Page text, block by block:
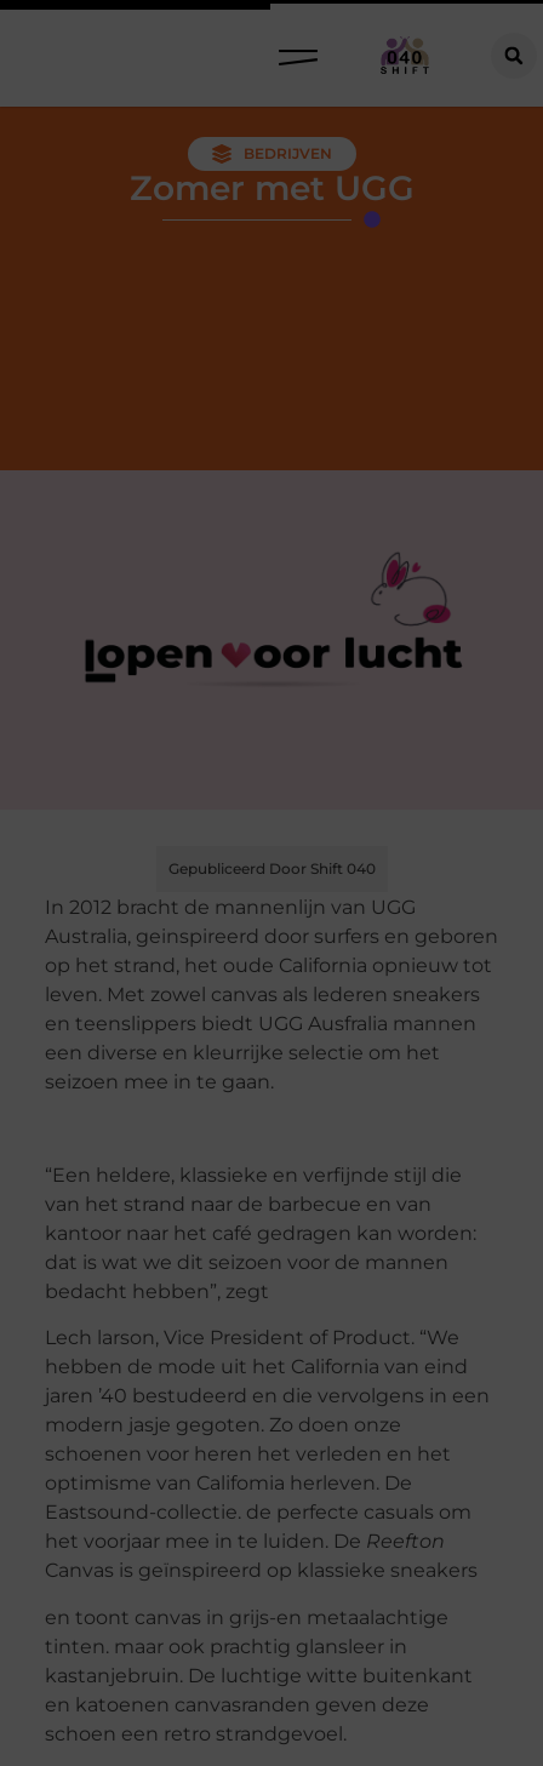
BEDRIJVEN
Zomer met UGG
Gepubliceerd Door Shift 040
In 2012 bracht de mannenlijn van UGG
Australia, geinspireerd door surfers en geboren
op het strand, het oude California opnieuw tot
leven. Met zowel canvas als lederen sneakers
en teenslippers biedt UGG Ausfralia mannen
een diverse en kleurrijke selectie om het
seizoen mee in te gaan.
“Een heldere, klassieke en verfijnde stijl die
van het strand naar de barbecue en van
kantoor naar het café gedragen kan worden:
dat is wat we dit seizoen voor de mannen
bedacht hebben”, zegt
Lech larson, Vice President of Product. “We
hebben de mode uit het California van eind
jaren ’40 bestudeerd en die vervolgens in een
modern jasje gegoten. Zo doen onze
schoenen voor heren het verleden en het
optimisme van Califomia herleven. De
Eastsound-collectie. de perfecte casuals om
het voorjaar mee in te luiden. De Reefton
Canvas is geïnspireerd op klassieke sneakers
en toont canvas in grijs-en metaalachtige
tinten. maar ook prachtig glansleer in
kastanjebruin. De luchtige witte buitenkant
en katoenen canvasranden geven deze
schoen een retro strandgevoel.